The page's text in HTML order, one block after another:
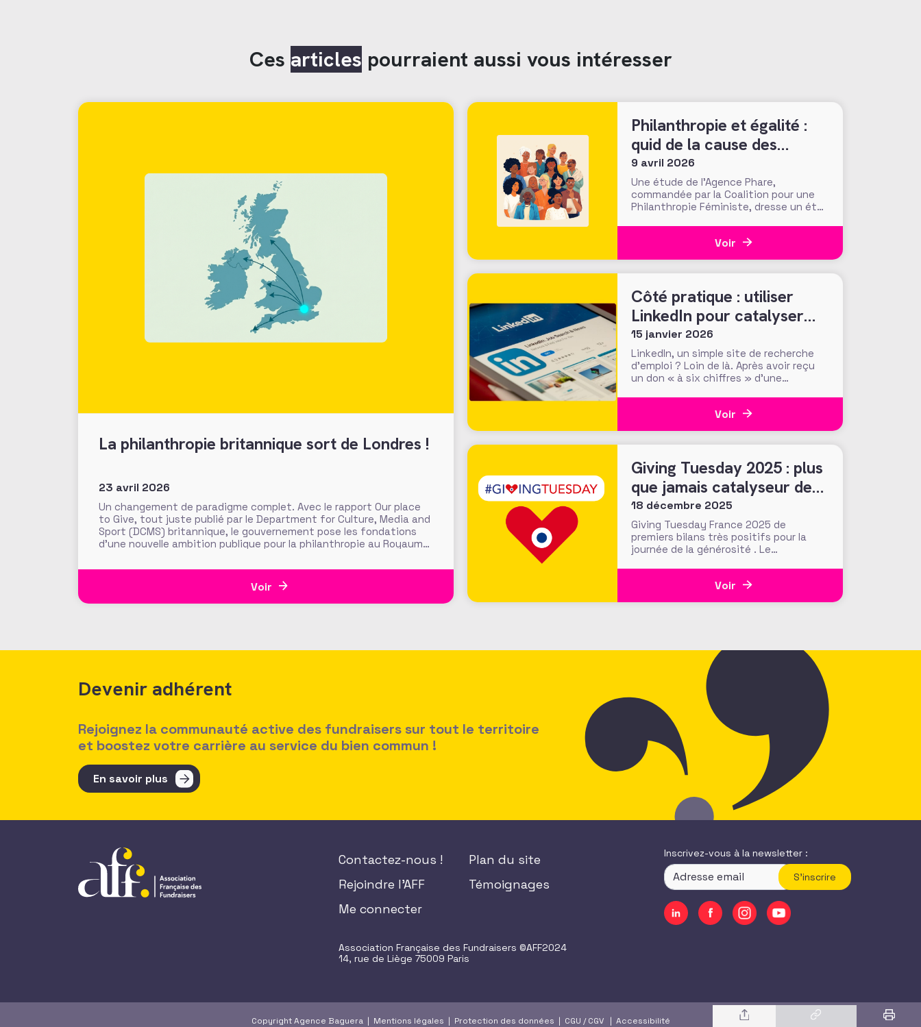
Ces articles pourraient aussi vous intéresser
La philanthropie britannique sort de Londres !
23 avril 2026
Un changement de paradigme complet. Avec le rapport Our place
to Give, tout juste publié par le Department for Culture, Media and
Sport (DCMS) britannique, le gouvernement pose les fondations
d’une nouvelle ambition publique pour la philanthropie au Royaume-
les flux généreux
Voir
Philanthropie et égalité :
quid de la cause des
femmes ?
9 avril 2026
Une étude de l’Agence Phare,
commandée par la Coalition pour une
Philanthropie Féministe, dresse un état
France. Présentés le 24 mars dernier
Voir
Côté pratique : utiliser
LinkedIn pour catalyser
son potentiel de
conviction des donateurs
15 janvier 2026
LinkedIn, un simple site de recherche
d’emploi ? Loin de là. Après avoir reçu
un don « à six chiffres » d’une
la Making Waves Education Foundation
Voir
Giving Tuesday 2025 : plus
que jamais catalyseur des
engagements généreux et
collectifs ?
18 décembre 2025
Giving Tuesday France 2025 de
premiers bilans très positifs pour la
journée de la générosité . Le
Voir
Devenir adhérent
Rejoignez la communauté active des fundraisers sur tout le territoire
et boostez votre carrière au service du bien commun !
En savoir plus
Contactez-nous !
Rejoindre l'AFF
Me connecter
Plan du site
Témoignages
Association Française des Fundraisers ©AFF2024
14, rue de Liège 75009 Paris
Inscrivez-vous à la newsletter :
S'inscrire
Copyright Agence Baguera | Mentions légales | Protection des données | CGU /CGV| Accessibilité